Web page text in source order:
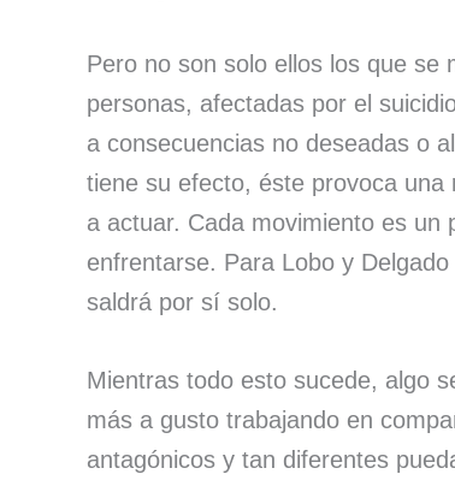
Pero no son solo ellos los que se
personas, afectadas por el
a consecuencias no deseadas o
tiene su efecto, éste provoca una
a actuar. Cada movimiento es un
enfrentarse. Para Lobo y
saldrá por sí solo.
Mientras todo esto sucede, algo
más a gusto trabajando en
antagónicos y tan diferentes